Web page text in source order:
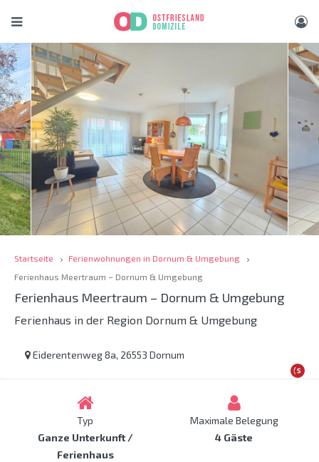
Startseite
Ferienwohnungen in Dornum & Umgebung
Ferienhaus Meertraum – Dornum & Umgebung
Ferienhaus Meertraum – Dornum & Umgebung
Ferienhaus in der Region Dornum & Umgebung
Eiderentenweg 8a, 26553 Dornum
Typ
Ganze Unterkunft /
Ferienhaus
Maximale Belegung
4 Gäste